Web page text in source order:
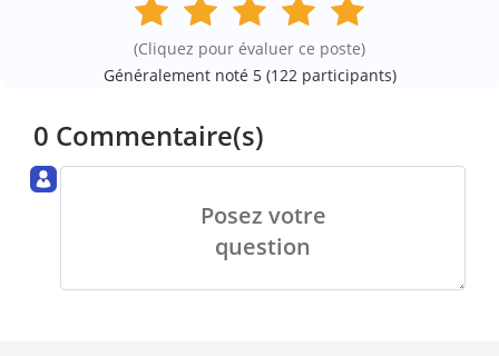
(Cliquez pour évaluer ce poste)
Généralement noté 5 (122 participants)
0 Commentaire(s)
Posez votre
question